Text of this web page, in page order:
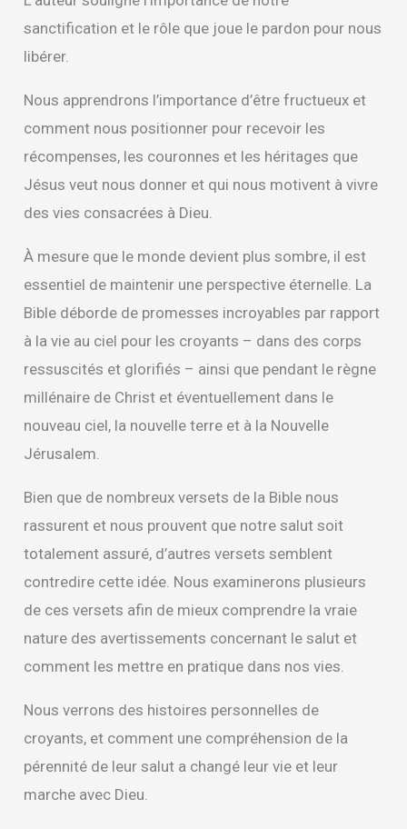
sanctification et le rôle que joue le pardon pour nous
libérer.
Nous apprendrons l’importance d’être fructueux et
comment nous positionner pour recevoir les
récompenses, les couronnes et les héritages que
Jésus veut nous donner et qui nous motivent à vivre
des vies consacrées à Dieu.
À mesure que le monde devient plus sombre, il est
essentiel de maintenir une perspective éternelle. La
Bible déborde de promesses incroyables par rapport
à la vie au ciel pour les croyants – dans des corps
ressuscités et glorifiés – ainsi que pendant le règne
millénaire de Christ et éventuellement dans le
nouveau ciel, la nouvelle terre et à la Nouvelle
Jérusalem.
Bien que de nombreux versets de la Bible nous
rassurent et nous prouvent que notre salut soit
totalement assuré, d’autres versets semblent
contredire cette idée. Nous examinerons plusieurs
de ces versets afin de mieux comprendre la vraie
nature des avertissements concernant le salut et
comment les mettre en pratique dans nos vies.
Nous verrons des histoires personnelles de
croyants, et comment une compréhension de la
pérennité de leur salut a changé leur vie et leur
marche avec Dieu.